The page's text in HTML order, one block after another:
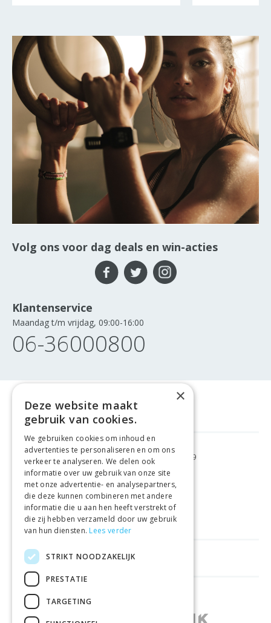
Volg ons voor dag deals en win-acties
Klantenservice
Maandag t/m vrijdag, 09:00-16:00
06-36000800
GRATIS VERZENDING VANAF €99
GEMAKKELIJKRETOURNEREN
LAAGSTEPRIJSGARANTIE
HANDIGE LINKS
WINKELS IN ANDERE LANDEN
×
Deze website maakt
gebruik van cookies.
We gebruiken cookies om inhoud en
advertenties te personaliseren en om ons
verkeer te analyseren. We delen ook
informatie over uw gebruik van onze site
met onze advertentie- en analysepartners,
die deze kunnen combineren met andere
informatie die u aan hen heeft verstrekt of
die zij hebben verzameld door uw gebruik
van hun diensten. Lees verder
STRIKT NOODZAKELIJK
PRESTATIE
TARGETING